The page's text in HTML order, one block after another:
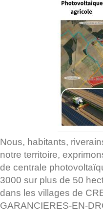
Nous, habitants,
notre territoire,
de centrale
3000 sur plus de 50
dans les villages de
GARANCIERES-EN-